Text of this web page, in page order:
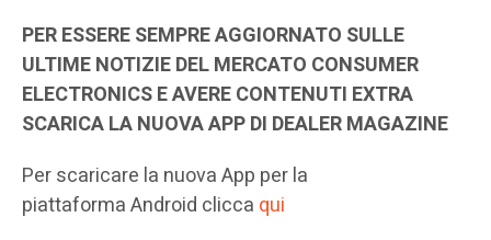
PER ESSERE SEMPRE AGGIORNATO SULLE
ULTIME NOTIZIE DEL MERCATO CONSUMER
ELECTRONICS E AVERE CONTENUTI EXTRA
SCARICA LA NUOVA APP DI DEALER MAGAZINE
Per scaricare la nuova App per la
piattaforma Android clicca qui